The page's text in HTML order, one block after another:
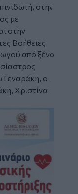
στην
με
στην
Βοήθειες
από ξένο
Γεναράκη, ο
Χριστίνα